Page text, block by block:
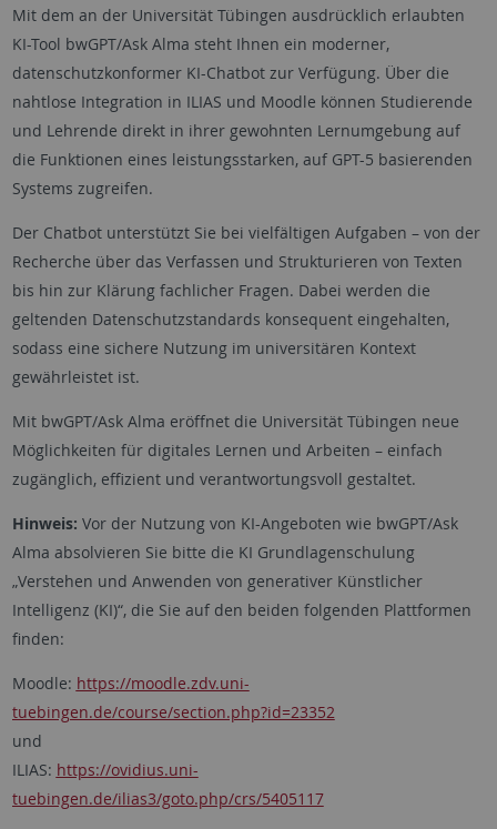
Mit dem an der Universität Tübingen ausdrücklich erlaubten
KI-Tool bwGPT/Ask Alma steht Ihnen ein moderner,
datenschutzkonformer KI-Chatbot zur Verfügung. Über die
nahtlose Integration in ILIAS und Moodle können Studierende
und Lehrende direkt in ihrer gewohnten Lernumgebung auf
die Funktionen eines leistungsstarken, auf GPT-5 basierenden
Systems zugreifen.
Der Chatbot unterstützt Sie bei vielfältigen Aufgaben – von der
Recherche über das Verfassen und Strukturieren von Texten
bis hin zur Klärung fachlicher Fragen. Dabei werden die
geltenden Datenschutzstandards konsequent eingehalten,
sodass eine sichere Nutzung im universitären Kontext
gewährleistet ist.
Mit bwGPT/Ask Alma eröffnet die Universität Tübingen neue
Möglichkeiten für digitales Lernen und Arbeiten – einfach
zugänglich, effizient und verantwortungsvoll gestaltet.
Hinweis: Vor der Nutzung von KI-Angeboten wie bwGPT/Ask
Alma absolvieren Sie bitte die KI Grundlagenschulung
„Verstehen und Anwenden von generativer Künstlicher
Intelligenz (KI)“, die Sie auf den beiden folgenden Plattformen
finden:
Moodle: https://moodle.zdv.uni-
tuebingen.de/course/section.php?id=23352
und
ILIAS: https://ovidius.uni-
tuebingen.de/ilias3/goto.php/crs/5405117